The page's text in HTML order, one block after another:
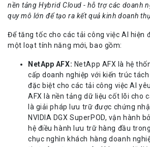
nền tảng Hybrid Cloud - hỗ trợ các doanh
quy mô lớn để tạo ra kết quả kinh doanh
Để tăng tốc cho các tải công việc AI hiện
một loạt tính năng mới, bao gồm:
NetApp AFX: NetApp AFX là hệ
cấp doanh nghiệp với kiến trúc
đặc biệt cho các tải công việc AI
AFX là nền tảng dữ liệu cốt lõi cho
là giải pháp lưu trữ được chứng
NVIDIA DGX SuperPOD, vận hành
hệ điều hành lưu trữ hàng đầu
chục nghìn khách hàng doanh